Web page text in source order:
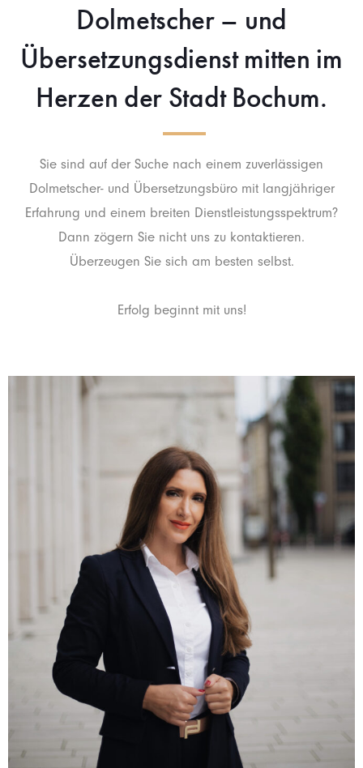
Dolmetscher – und
Übersetzungsdienst mitten im
Herzen der Stadt Bochum.
Sie sind auf der Suche nach einem zuverlässigen
Dolmetscher- und Übersetzungsbüro mit langjähriger
Erfahrung und einem breiten Dienstleistungsspektrum?
Dann zögern Sie nicht uns zu kontaktieren.
Überzeugen Sie sich am besten selbst.
Erfolg beginnt mit uns!